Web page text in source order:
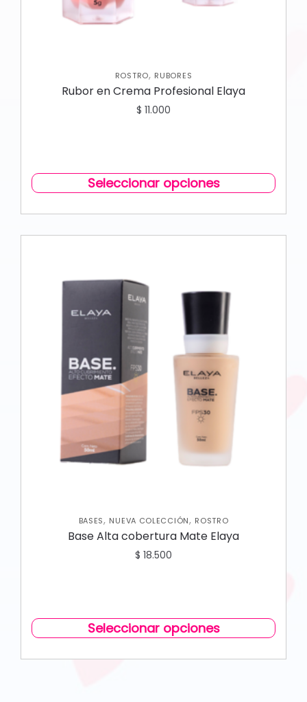
ROSTRO, RUBORES
Rubor en Crema Profesional Elaya
$ 11.000
Seleccionar opciones
BASES, NUEVA COLECCIÓN, ROSTRO
Base Alta cobertura Mate Elaya
$ 18.500
Seleccionar opciones